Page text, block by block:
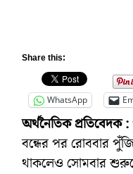
Share this:
WhatsApp
অর্থনৈতিক প্রতিবেদক :
বন্ধের পর রোববার
থাকলেও সোমবার